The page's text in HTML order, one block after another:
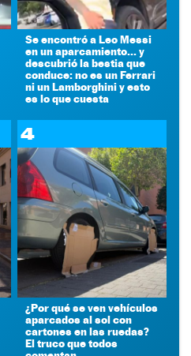
Se encontró a Leo Messi
en un aparcamiento... y
descubrió la bestia que
conduce: no es un Ferrari
ni un Lamborghini y esto
es lo que cuesta
4
¿Por qué se ven vehículos
aparcados al sol con
cartones en las ruedas?
El truco que todos